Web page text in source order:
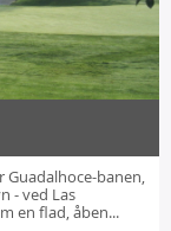
Guadalhoce-banen,
- ved Las
en flad, åben...